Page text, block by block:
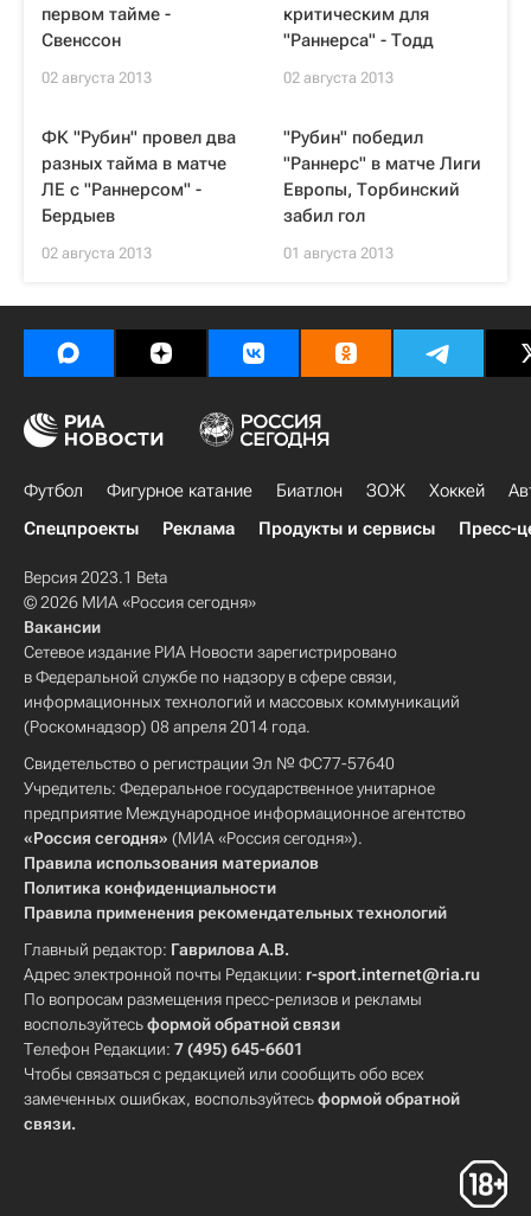
первом тайме -
Свенссон
02 августа 2013
критическим для
"Раннерса" - Тодд
02 августа 2013
ФК "Рубин" провел два
разных тайма в матче
ЛЕ с "Раннерсом" -
Бердыев
02 августа 2013
"Рубин" победил
"Раннерс" в матче Лиги
Европы, Торбинский
забил гол
01 августа 2013
Футбол Фигурное катание Биатлон ЗОЖ Хоккей
Спецпроекты
Реклама Продукты и сервисы Пресс-
Версия 2023.1 Beta
© 2026 МИА «Россия сегодня»
Вакансии
Сетевое издание РИА Новости зарегистрировано
в Федеральной службе по надзору в сфере связи,
информационных технологий и массовых коммуникаций
(Роскомнадзор) 08 апреля 2014 года.
Свидетельство о регистрации Эл № ФС77-57640
Учредитель: Федеральное государственное унитарное
предприятие Международное информационное агентство
«Россия сегодня» (МИА «Россия сегодня»).
Правила использования материалов
Политика конфиденциальности
Правила применения рекомендательных технологий
Главный редактор: Гаврилова А.В.
Адрес электронной почты Редакции: r-sport.internet@ria.ru
По вопросам размещения пресс-релизов и рекламы
воспользуйтесьформой обратной связи
Телефон Редакции: 7 (495) 645-6601
Чтобы связаться с редакцией или сообщить обо всех
замеченных ошибках, воспользуйтесьформой обратной
связи.